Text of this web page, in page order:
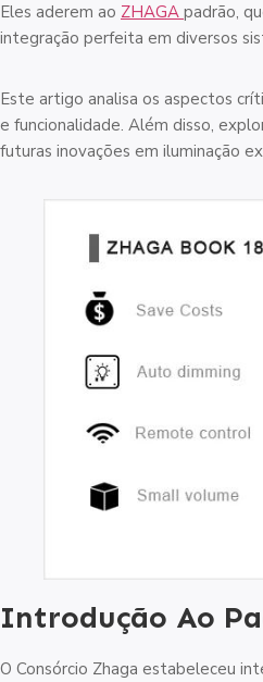
Eles aderem ao ZHAGA padrão,
integração perfeita em diversos
Este artigo analisa os aspectos
e funcionalidade. Além disso,
futuras inovações em iluminação
Introdução Ao
O Consórcio Zhaga estabeleceu